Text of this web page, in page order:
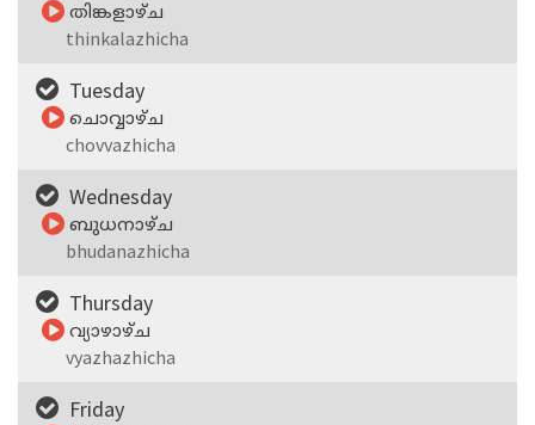
തിങ്കളാഴ്‌ച
thinkalazhicha
Tuesday
ചൊവ്വാഴ്‌ച
chovvazhicha
Wednesday
ബുധനാഴ്‌ച
bhudanazhicha
Thursday
വ്യാഴാഴ്‌ച
vyazhazhicha
Friday